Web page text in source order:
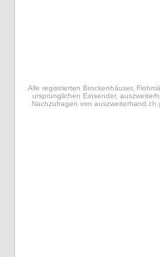
Alle registrierten Brockenhäuser,
ursprünglichen Einsender.
Nachzufragen von